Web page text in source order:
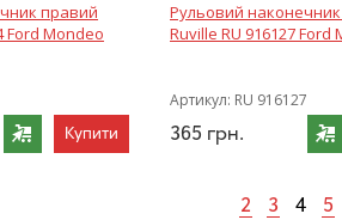
правий
Ford Mondeo
Купити
Рульовий
Ruville RU 916127 Ford
Артикул: RU 916127
365 грн.
2 3 4 5